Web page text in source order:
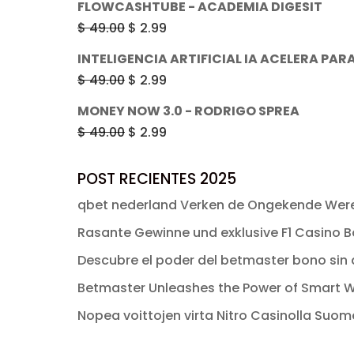
$ 49.00.$ 2.99.
original
era:
$ 49.00.$ 2.99.
FLOWCASHTUBE - ACADEMIA DIGESIT
$49.00 El
original
era:
$ 49.00.
$ 2.99
$ 2.99.
INTELIGENCIA ARTIFICIAL IA ACELERA
$49.00 El
original
era:
$ 2.99
MONEY NOW 3.0 - RODRIGO SPREA
$49.00 El
original
era:
$ 2.99
actual
es:
POST RECIENTES 2025
qbet nederland Verken de Ongekende
Rasante Gewinne und exklusive F1 Casino
Descubre el poder del betmaster bono
Betmaster Unleashes the Power of Smart
Nopea voittojen virta Nitro Casinolla